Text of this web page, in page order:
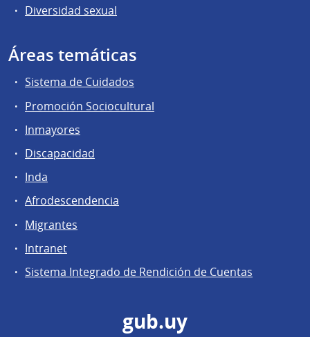
Diversidad sexual
Áreas temáticas
Sistema de Cuidados
Promoción Sociocultural
Inmayores
Discapacidad
Inda
Afrodescendencia
Migrantes
Intranet
Sistema Integrado de Rendición de Cuentas
gub.uy